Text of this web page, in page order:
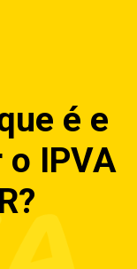
é e
IPVA